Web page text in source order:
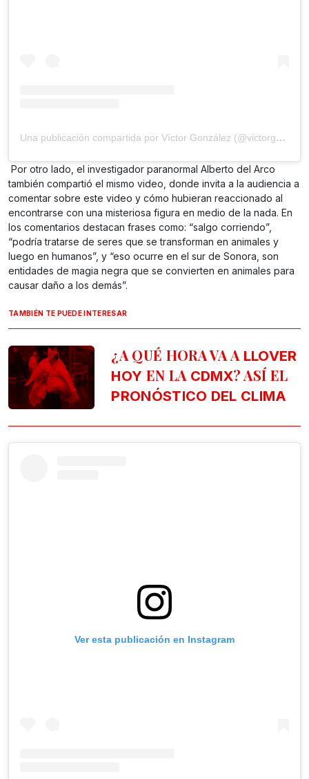
Una publicación compartida por Víctor González (@victorgofficial)
Por otro lado, el investigador paranormal Alberto del Arco
también compartió el mismo video, donde invita a la audiencia a
comentar sobre este video y cómo hubieran reaccionado al
encontrarse con una misteriosa figura en medio de la nada. En
los comentarios destacan frases como: “salgo corriendo”,
“podría tratarse de seres que se transforman en animales y
luego en humanos”, y “eso ocurre en el sur de Sonora, son
entidades de magia negra que se convierten en animales para
causar daño a los demás”.
TAMBIÉN TE PUEDE INTERESAR
¿A QUÉ HORA VA A LLOVER
HOY EN LA CDMX? ASÍ EL
PRONÓSTICO DEL CLIMA
Ver esta publicación en Instagram